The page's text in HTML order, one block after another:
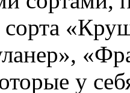
сорта
у